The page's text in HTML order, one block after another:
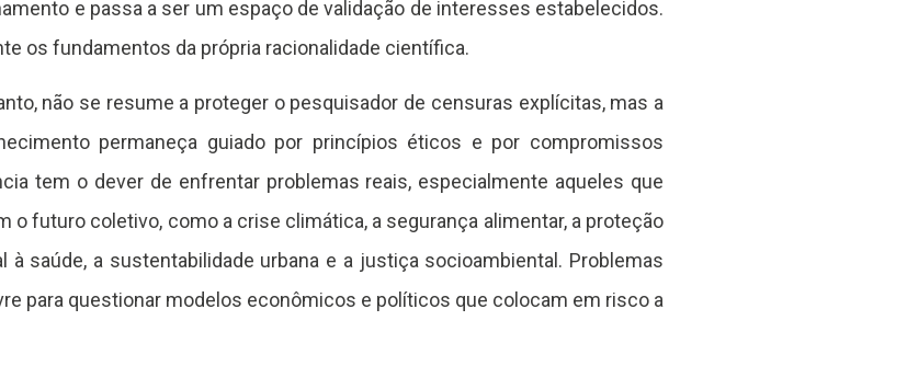
e passa a ser um espaço de validação de interesses estabelecidos.
os fundamentos da própria racionalidade científica.
não se resume a proteger o pesquisador de censuras explícitas, mas a
permaneça guiado por princípios éticos e por compromissos
tem o dever de enfrentar problemas reais, especialmente aqueles que
o futuro coletivo, como a crise climática, a segurança alimentar, a proteção
à saúde, a sustentabilidade urbana e a justiça socioambiental. Problemas
para questionar modelos econômicos e políticos que colocam em risco a